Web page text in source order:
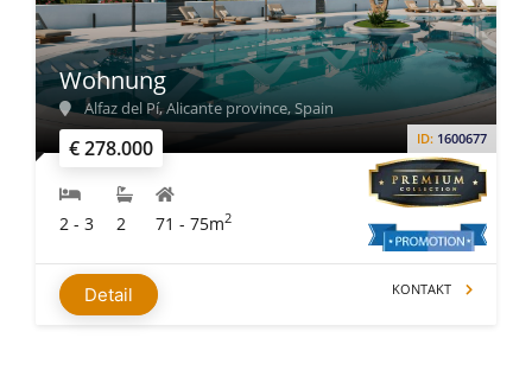
€ 278.000 ID: 1600677
Wohnung
Alfaz del Pí, Alicante province, Spain
2 - 3 2 71 - 75m2
Detail KONTAKT